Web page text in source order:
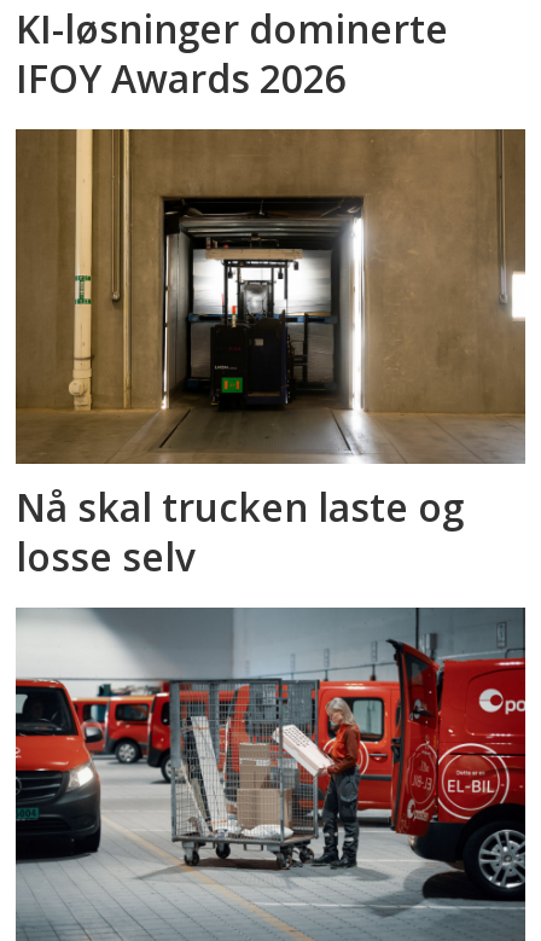
KI-løsninger dominerte
IFOY Awards 2026
Nå skal trucken laste og
losse selv